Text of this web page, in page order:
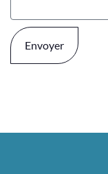
Envoyer